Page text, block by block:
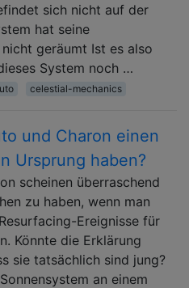
sich nicht auf der
hat seine
geräumt Ist es also
System noch …
celestial-mechanics
und Charon einen
Ursprung haben?
scheinen überraschend
zu haben, wenn man
Ereignisse für
Könnte die Erklärung
sie tatsächlich sind jung?
an einem